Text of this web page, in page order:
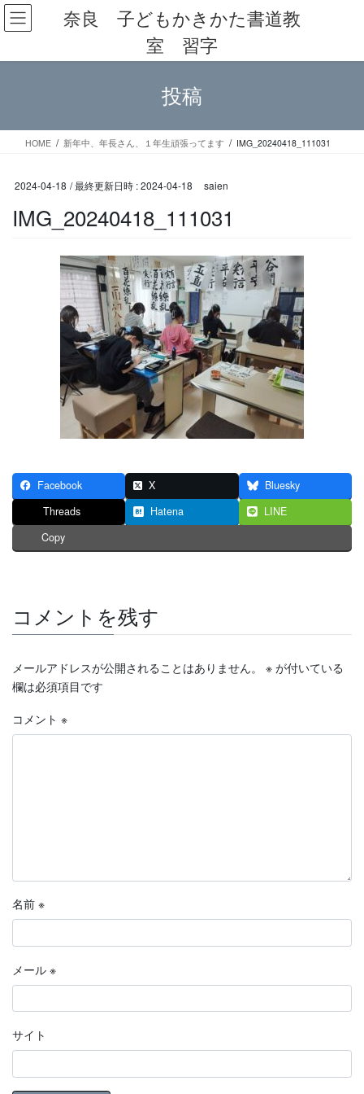
コ
ン
ン
キ
ナ
ビ
ー
に
奈良 子どもかきかた書道教
室 習字
投稿
HOME 新年中、年長さん、１年生頑張ってます IMG_20240418_111031
2024-04-18 / 最終更新日時 :2024-04-18 saien
IMG_20240418_111031
Facebook X
Bluesky
Threads
Hatena
LINE
Copy
コメントを残す
メールアドレスが公開されることはありません。 ※ が付いている
欄は必須項目です
コメント ※
名前 ※
メール ※
サイト